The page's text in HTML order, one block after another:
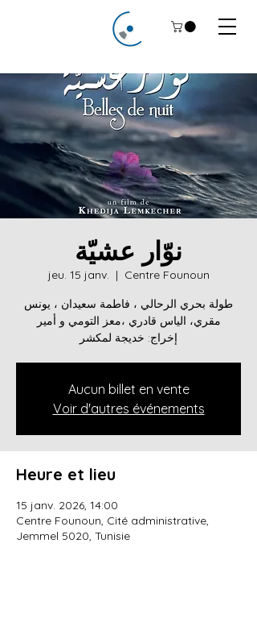
نوّار عشيّة
jeu. 15 janv.
  |
Centre Founoun
طولة بحري الرحالي ، فاطمة سعيدان ، يونس
مقري، الياس قادري ،معز التومي و أمير
إخراج: خديجة لمكشر
Aucun billet en vente
Voir d'autres événements
Heure et lieu
15 janv. 2026, 14:00
Centre Founoun, Cité administrative,
Jemmel 5020, Tunisie